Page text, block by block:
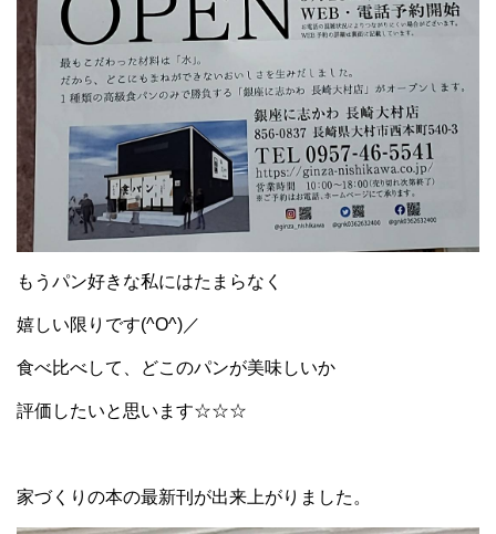
もうパン好きな私にはたまらなく
嬉しい限りです(^O^)／
食べ比べして、どこのパンが美味しいか
評価したいと思います☆☆☆
家づくりの本の最新刊が出来上がりました。